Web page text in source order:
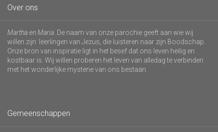
Over ons
Martha en Maria . De naam van onze parochie geeft aan wie wij
willen zijn: leerlingen van Jezus, die luisteren naar zijn Boodschap.
Onze bron van inspiratie ligt in het besef dat ons leven heilig en
kostbaar is. Wij willen proberen het leven van alledag te verbinden
met het wonderlijke mysterie van ons bestaan.
Gemeenschappen